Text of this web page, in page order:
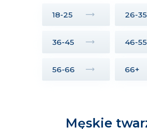
18-25 26-35
36-45 46-55
56-66 66+
Męskie